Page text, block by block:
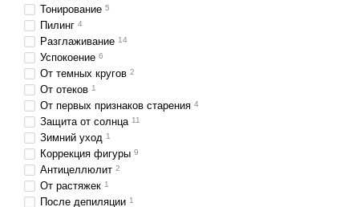
Тонирование 5
Пилинг 4
Разглаживание 14
Успокоение 6
От темных кругов 2
От отеков 1
От первых признаков старения 4
Защита от солнца 11
Зимний уход 1
Коррекция фигуры 9
Антицеллюлит 2
От растяжек 1
После депиляции 1